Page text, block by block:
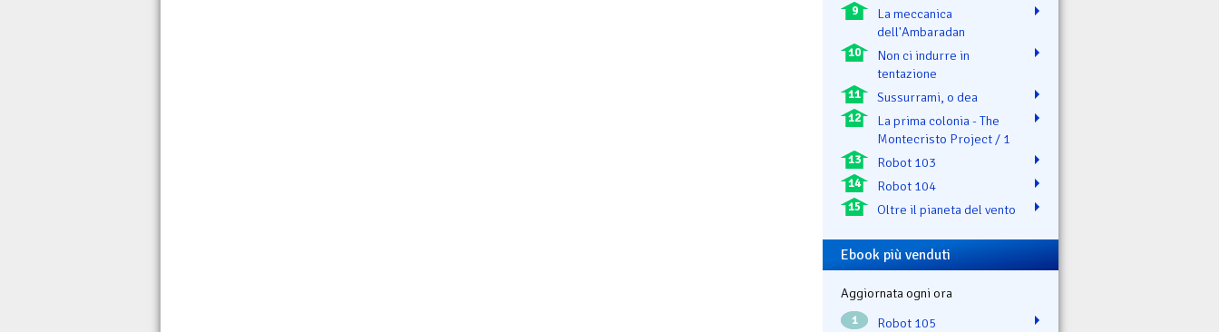
9
La meccanica
dell'Ambaradan
10
Non ci indurre in
tentazione
11 Sussurrami, o dea
12
La prima colonia - The
Montecristo Project / 1
13 Robot 103
14 Robot 104
15 Oltre il pianeta del vento
Ebook più venduti
Aggiornata ogni ora
1 Robot 105